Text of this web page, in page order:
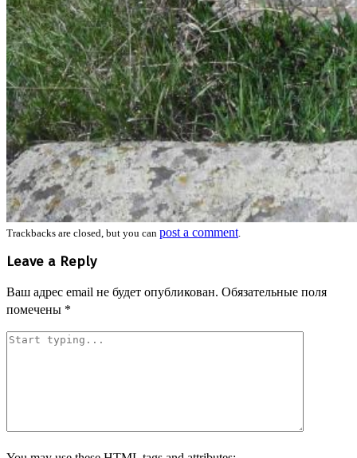
Trackbacks are closed, but you can post a comment.
Leave a Reply
Ваш адрес email не будет опубликован. Обязательные поля
помечены *